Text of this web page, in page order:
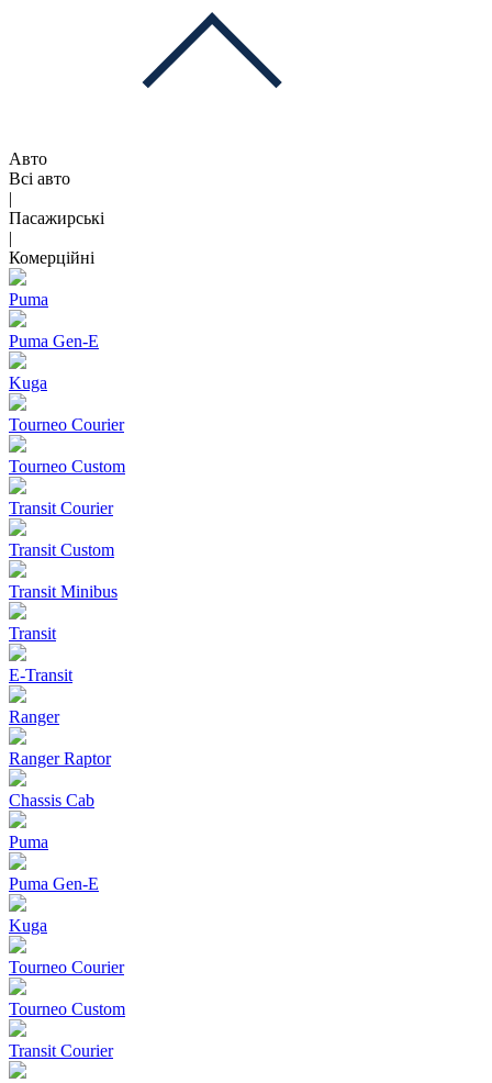
Авто
Всі авто
|
Пасажирські
|
Комерційні
Puma
Puma Gen‑E
Kuga
Tourneo Courier
Tourneo Custom
Transit Courier
Transit Custom
Transit Minibus
Transit
E-Transit
Ranger
Ranger Raptor
Chassis Cab
Puma
Puma Gen‑E
Kuga
Tourneo Courier
Tourneo Custom
Transit Courier